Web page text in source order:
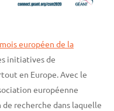
mois européen de la
initiatives de
en Europe. Avec le
européenne
recherche dans laquelle